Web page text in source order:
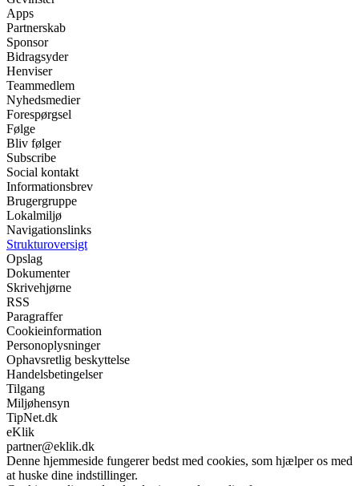
Apps
Partnerskab
Sponsor
Bidragsyder
Henviser
Teammedlem
Nyhedsmedier
Forespørgsel
Følge
Bliv følger
Subscribe
Social kontakt
Informationsbrev
Brugergruppe
Lokalmiljø
Navigationslinks
Strukturoversigt
Opslag
Dokumenter
Skrivehjørne
RSS
Paragraffer
Cookieinformation
Personoplysninger
Ophavsretlig beskyttelse
Handelsbetingelser
Tilgang
Miljøhensyn
TipNet.dk
eKlik
partner@eklik.dk
Denne hjemmeside fungerer bedst med cookies, som hjælper os med
at huske dine indstillinger.